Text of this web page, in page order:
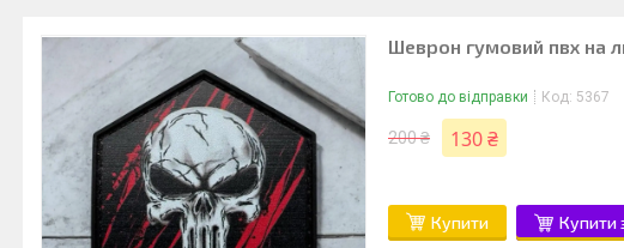
Шеврон гумовий пвх на
Готово до відправки Код: 5367
200 ₴ 130 ₴
Купити Купити